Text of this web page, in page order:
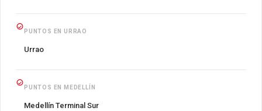
PUNTOS EN URRAO
Urrao
PUNTOS EN MEDELLÍN
Medellín Terminal Sur